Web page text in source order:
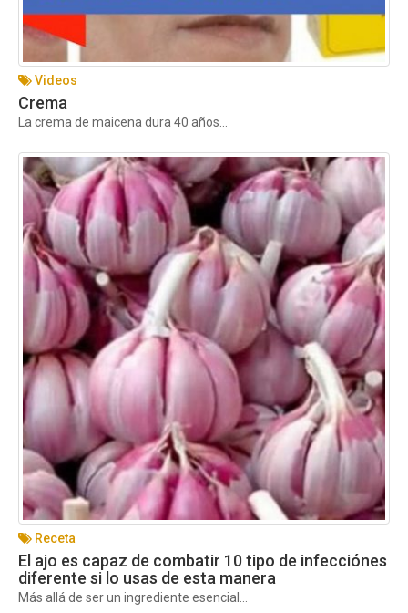
Videos
Crema
La crema de maicena dura 40 años...
Receta
El ajo es capaz de combatir 10 tipo de infecciónes
diferente si lo usas de esta manera
Más allá de ser un ingrediente esencial...